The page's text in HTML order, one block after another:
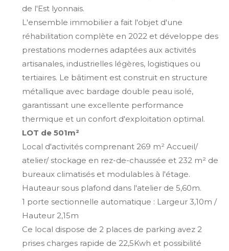
de l'Est lyonnais.
L'ensemble immobilier a fait l'objet d'une
réhabilitation complète en 2022 et développe des
prestations modernes adaptées aux activités
artisanales, industrielles légères, logistiques ou
tertiaires. Le bâtiment est construit en structure
métallique avec bardage double peau isolé,
garantissant une excellente performance
thermique et un confort d'exploitation optimal.
LOT de 501m²
Local d'activités comprenant 269 m² Accueil/
atelier/ stockage en rez-de-chaussée et 232 m² de
bureaux climatisés et modulables à l'étage.
Hauteaur sous plafond dans l'atelier de 5,60m.
1 porte sectionnelle automatique : Largeur 3,10m /
Hauteur 2,15m
Ce local dispose de 2 places de parking avez 2
prises charges rapide de 22,5Kwh et possibilité